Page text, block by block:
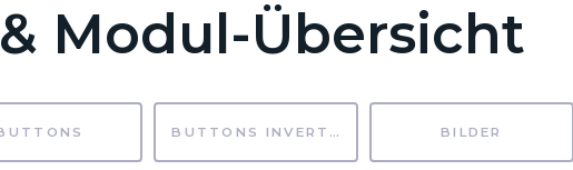
Modul-Übersicht
BUTTONS INVERTIERT BILDER